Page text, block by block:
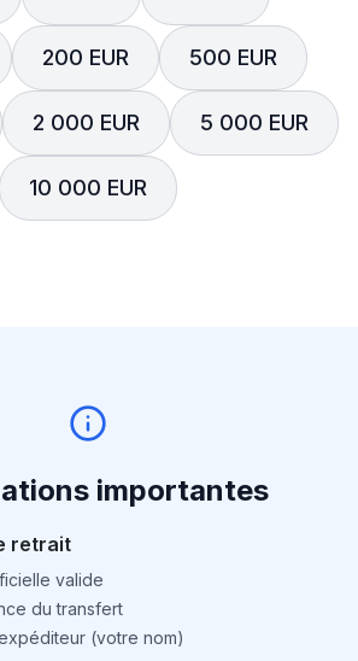
200 EUR 500 EUR
2 000 EUR 5 000 EUR
10 000 EUR
importantes
retrait
valide
du transfert
(votre nom)